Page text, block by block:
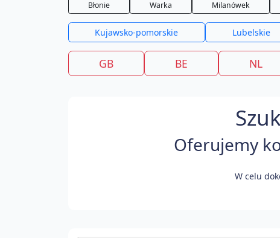
Błonie Warka Milanówek
Kujawsko-pomorskie Lubelskie
GB BE NL
Oferujemy
W celu